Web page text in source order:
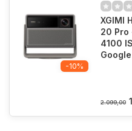
-10%
XGIMI
20 Pro
4100
2.099,00